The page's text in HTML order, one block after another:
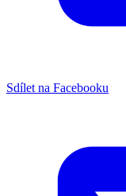
Sdílet na Facebooku